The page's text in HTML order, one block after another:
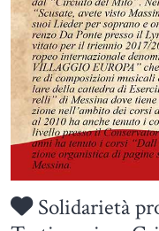
Solidarietà